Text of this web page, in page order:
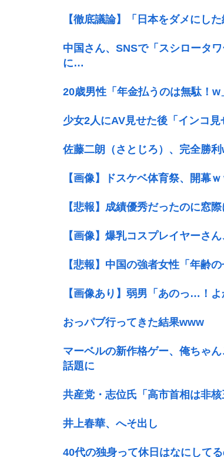
【徹底議論】「日本をダメにし
中国さん、SNSで「スシロータ
に…
20歳男性「年金払うのは無駄！
少女2人にAV見せた後「インコ
佐藤二朗（さとじろ）、完全勝
【画像】ドスケベ体育祭、開幕ｗ
【悲報】成績優秀だったのに窓
【画像】爆乳コスプレイヤーさ
【悲報】中国の強者女性「年齢
【画像あり】弱男「あのっ…！
おっパブ行ってきた結果www
マーベルの新作格ゲー、俺ちゃ
話題に
共産党・志位氏「高市首相は非
井上春華、へそ出し
40代の独身って休日はなにしてる